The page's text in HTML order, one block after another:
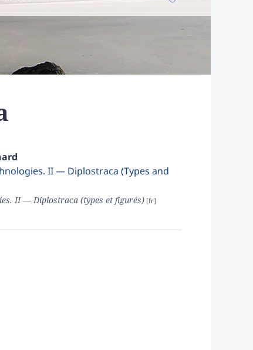
II — Diplostraca (Types and
II — Diplostraca (types et figurés)